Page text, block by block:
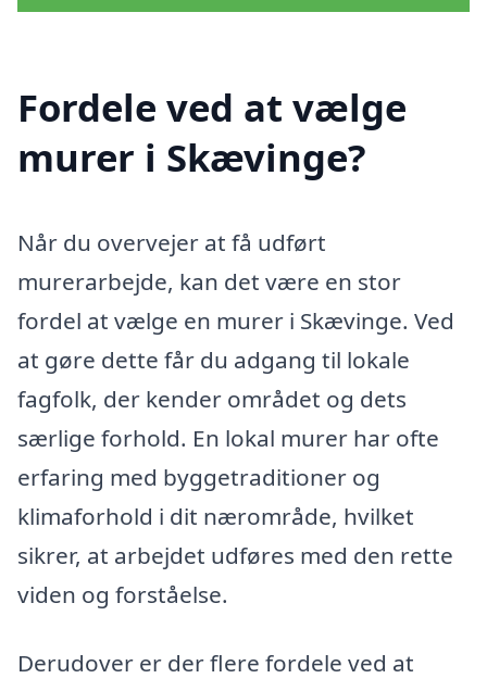
Fordele ved at vælge
murer i Skævinge?
Når du overvejer at få udført
murerarbejde, kan det være en stor
fordel at vælge en murer i Skævinge. Ved
at gøre dette får du adgang til lokale
fagfolk, der kender området og dets
særlige forhold. En lokal murer har ofte
erfaring med byggetraditioner og
klimaforhold i dit nærområde, hvilket
sikrer, at arbejdet udføres med den rette
viden og forståelse.
Derudover er der flere fordele ved at